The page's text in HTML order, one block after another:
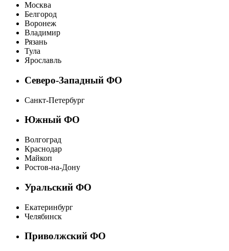
Москва
Белгород
Воронеж
Владимир
Рязань
Тула
Ярославль
Северо-Западный ФО
Санкт-Петербург
Южный ФО
Волгоград
Краснодар
Майкоп
Ростов-на-Дону
Уральский ФО
Екатеринбург
Челябинск
Приволжский ФО